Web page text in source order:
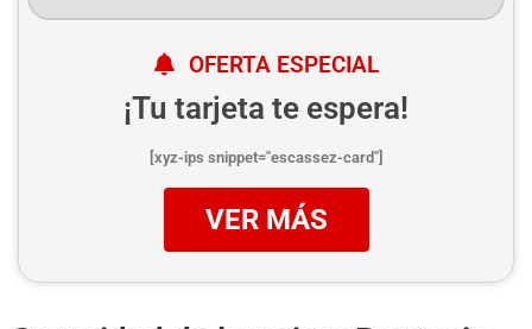
OFERTA ESPECIAL
¡Tu tarjeta te espera!
[xyz-ips snippet="escassez-card"]
VER MÁS